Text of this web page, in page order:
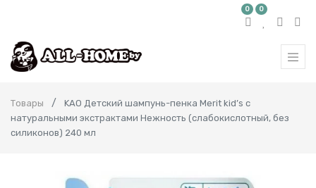
0 0
Товары
KAO Детский шампунь-пенка Merit kid’s с
натуральными экстрактами Нежность (слабокислотный, без
силиконов) 240 мл